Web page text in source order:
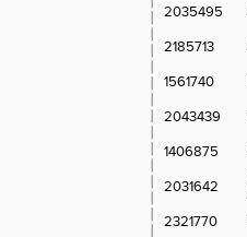
2035495
2185713
1561740
2043439
1406875
2031642
2321770